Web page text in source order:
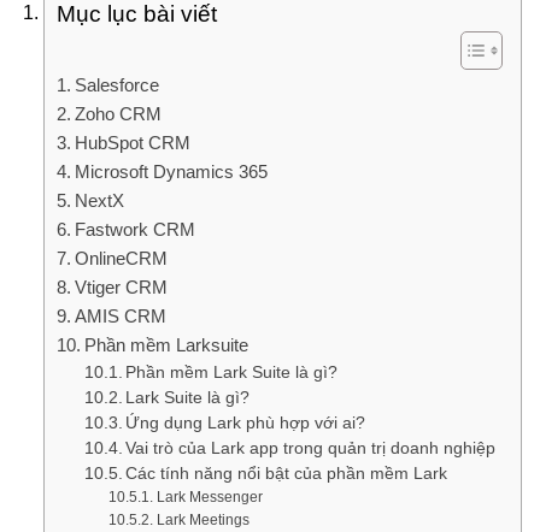
Mục lục bài viết
Salesforce
Zoho CRM
HubSpot CRM
Microsoft Dynamics 365
NextX
Fastwork CRM
OnlineCRM
Vtiger CRM
AMIS CRM
Phần mềm Larksuite
Phần mềm Lark Suite là gì?
Lark Suite là gì?
Ứng dụng Lark phù hợp với ai?
Vai trò của Lark app trong quản trị doanh nghiệp
Các tính năng nổi bật của phần mềm Lark
Lark Messenger
Lark Meetings